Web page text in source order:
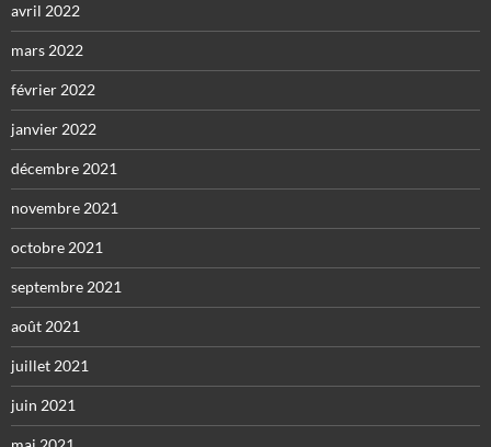
avril 2022
mars 2022
février 2022
janvier 2022
décembre 2021
novembre 2021
octobre 2021
septembre 2021
août 2021
juillet 2021
juin 2021